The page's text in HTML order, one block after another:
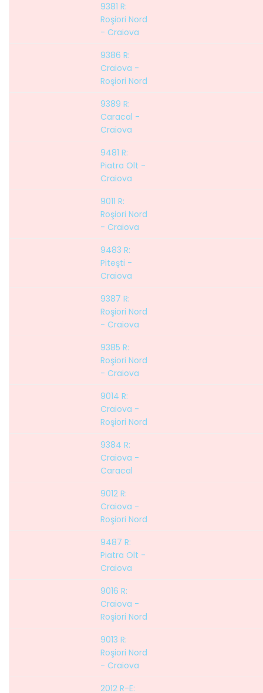
9381 R:
Roşiori Nord
- Craiova
9386 R:
Craiova -
Roşiori Nord
9389 R:
Caracal -
Craiova
9481 R:
Piatra Olt -
Craiova
9011 R:
Roşiori Nord
- Craiova
9483 R:
Piteşti -
Craiova
9387 R:
Roşiori Nord
- Craiova
9385 R:
Roşiori Nord
- Craiova
9014 R:
Craiova -
Roşiori Nord
9384 R:
Craiova -
Caracal
9012 R:
Craiova -
Roşiori Nord
9487 R:
Piatra Olt -
Craiova
9016 R:
Craiova -
Roşiori Nord
9013 R:
Roşiori Nord
- Craiova
2012 R-E: